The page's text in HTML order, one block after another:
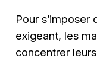
Pour
exigeant, les
concentrer